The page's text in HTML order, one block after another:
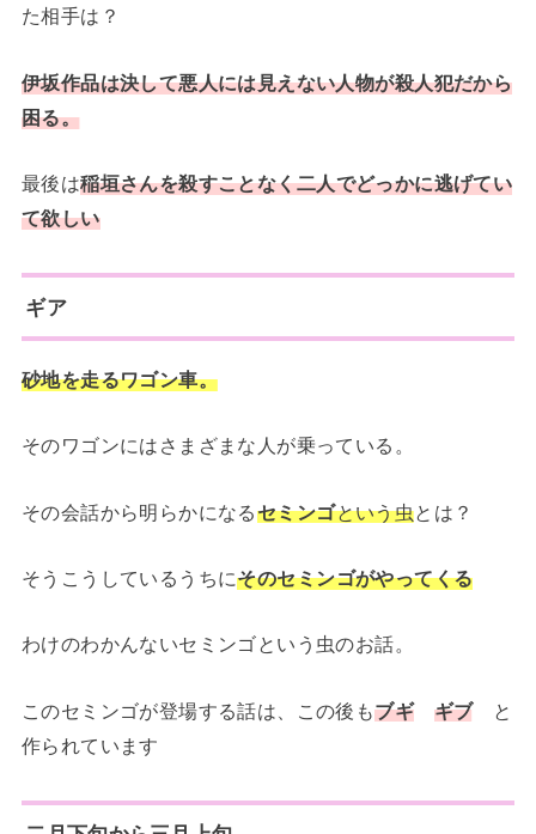
た相手は？
伊坂作品は決して悪人には見えない人物が殺人犯だから
困る。
最後は稲垣さんを殺すことなく二人でどっかに逃げてい
て欲しい
ギア
砂地を走るワゴン車。
そのワゴンにはさまざまな人が乗っている。
その会話から明らかになるセミンゴという虫とは？
そうこうしているうちにそのセミンゴがやってくる
わけのわかんないセミンゴという虫のお話。
このセミンゴが登場する話は、この後もブギ ギブと
作られています